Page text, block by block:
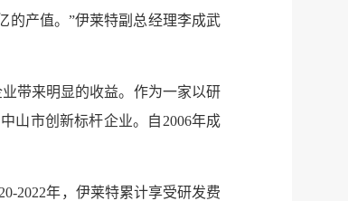
的产值。”伊莱特副总经理李成武
带来明显的收益。作为一家以研
山市创新标杆企业。自2006年成
2022年，伊莱特累计享受研发费